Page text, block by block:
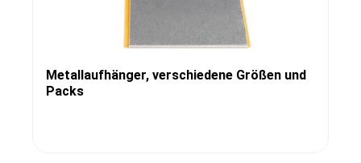
Metallaufhänger, verschiedene Größen und
Packs